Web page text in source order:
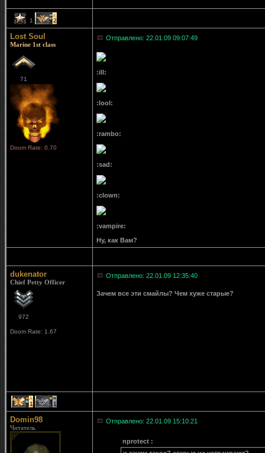
1 2
Lost Soul
Marine 1st class
71
Doom Rate: 0.70
Отправлено: 22.01.09 09:07:49
:ill:
:lool:
:rambo:
:sad:
:clown:
:vampire:
Ну, как Вам?
dukenator
Chief Petty Officer
972
Doom Rate: 1.67
Отправлено: 22.01.09 12:35:40
Зачем все эти смайлы? Чем хуже старые?
1 1
Domin98
Читатель
Отправлено: 22.01.09 15:10:21
nprotect :